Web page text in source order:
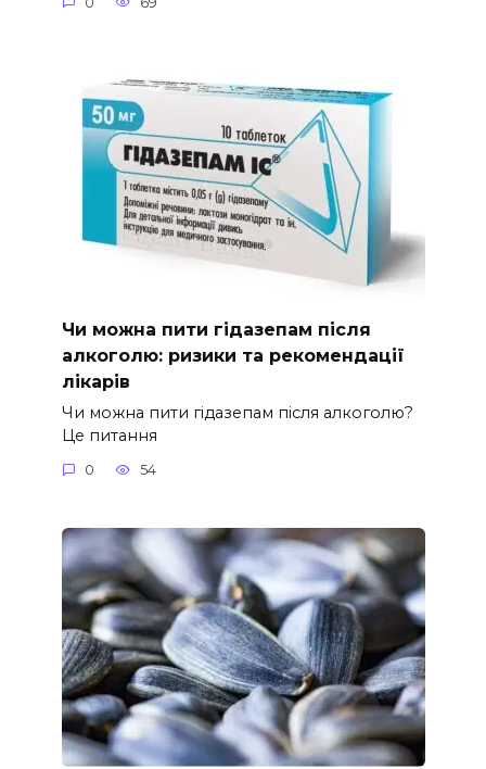
Чи можна пити гідазепам після
алкоголю: ризики та рекомендації
лікарів
Чи можна пити гідазепам після алкоголю?
Це питання
0 54